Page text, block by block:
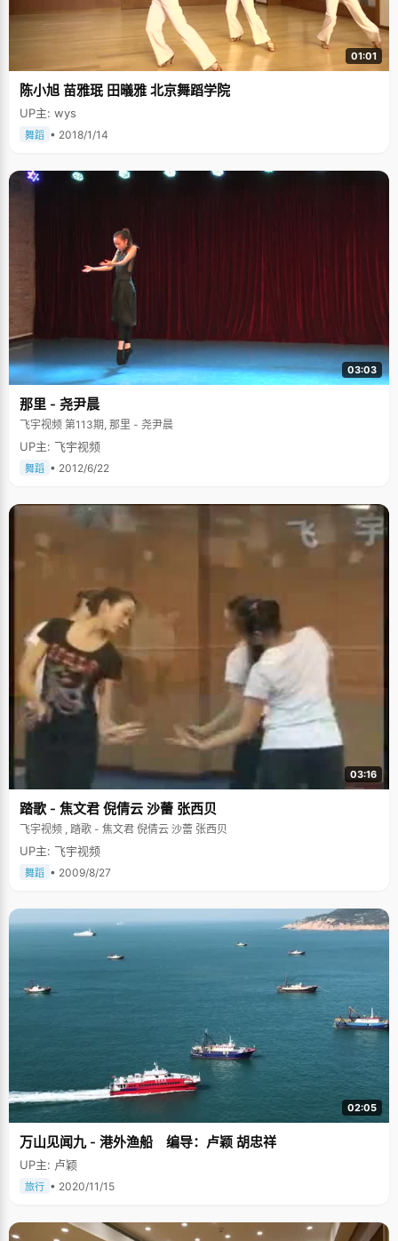
01:01
陈小旭 苗雅珉 田㬢雅 北京舞蹈学院
UP主: wys
舞蹈 • 2018/1/14
03:03
那里 - 尧尹晨
飞宇视频 第113期, 那里 - 尧尹晨
UP主: 飞宇视频
舞蹈 • 2012/6/22
03:16
踏歌 - 焦文君 倪倩云 沙蕾 张西贝
飞宇视频 , 踏歌 - 焦文君 倪倩云 沙蕾 张西贝
UP主: 飞宇视频
舞蹈 • 2009/8/27
02:05
万山见闻九 - 港外渔船 编导：卢颖 胡忠祥
UP主: 卢颖
旅行 • 2020/11/15